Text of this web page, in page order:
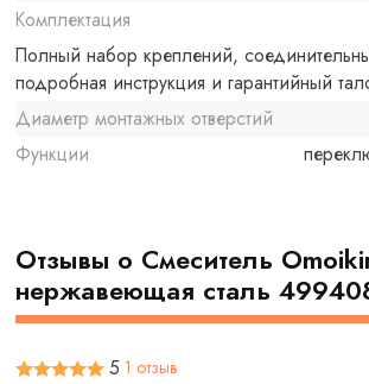
Комплектация
Полный набор креплений,
подробная инструкция и гарантийный
Диаметр монтажных отверстий
Функции
Отзывы о Смеситель
нержавеющая сталь
5 1 отзыв